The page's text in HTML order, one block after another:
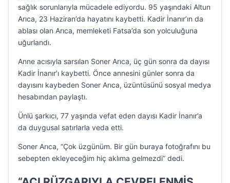
sağlık sorunlarıyla mücadele ediyordu. 95 yaşındaki Altun
Arıca, 23 Haziran’da hayatını kaybetti. Kadir İnanır’ın da
ablası olan Arıca, memleketi Fatsa’da son yolculuğuna
uğurlandı.
Anne acısıyla sarsılan Soner Arıca, üç gün sonra da dayısı
Kadir İnanır’ı kaybetti. Önce annesini günler sonra da
dayısını kaybeden Soner Arıca, üzüntüsünü sosyal medya
hesabından paylaştı.
Ünlü şarkıcı, 77 yaşında vefat eden dayısı Kadir İnanır’a
da duygusal satırlarla veda etti.
Soner Arıca, “Çok üzgünüm. Bir gün buraya fotoğrafını bu
sebepten ekleyeceğim hiç aklıma gelmezdi” dedi.